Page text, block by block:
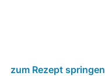
zum Rezept springen